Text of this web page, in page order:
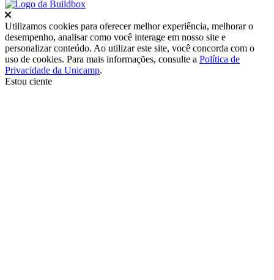
Fechar
Utilizamos cookies para oferecer melhor experiência, melhorar o
desempenho, analisar como você interage em nosso site e
personalizar conteúdo. Ao utilizar este site, você concorda com o
uso de cookies. Para mais informações, consulte a Política de
Privacidade da Unicamp.
Estou ciente